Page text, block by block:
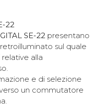
22
SE-22 presentano
sul quale
alla
e di selezione
un commutatore